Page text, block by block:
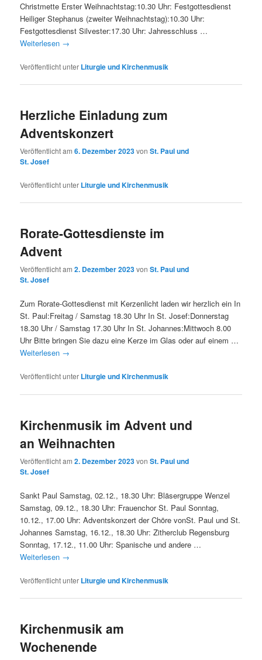
Christmette Erster Weihnachtstag:10.30 Uhr: Festgottesdienst
Heiliger Stephanus (zweiter Weihnachtstag):10.30 Uhr:
Festgottesdienst Silvester:17.30 Uhr: Jahresschluss …
Weiterlesen →
Veröffentlicht unter Liturgie und Kirchenmusik
Herzliche Einladung zum
Adventskonzert
Veröffentlicht am6. Dezember 2023vonSt. Paul und
St. Josef
Veröffentlicht unter Liturgie und Kirchenmusik
Rorate-Gottesdienste im
Advent
Veröffentlicht am2. Dezember 2023vonSt. Paul und
St. Josef
Zum Rorate-Gottesdienst mit Kerzenlicht laden wir herzlich ein In
St. Paul:Freitag / Samstag 18.30 Uhr In St. Josef:Donnerstag
18.30 Uhr / Samstag 17.30 Uhr In St. Johannes:Mittwoch 8.00
Uhr Bitte bringen Sie dazu eine Kerze im Glas oder auf einem …
Weiterlesen →
Veröffentlicht unter Liturgie und Kirchenmusik
Kirchenmusik im Advent und
an Weihnachten
Veröffentlicht am2. Dezember 2023vonSt. Paul und
St. Josef
Sankt Paul Samstag, 02.12., 18.30 Uhr: Bläsergruppe Wenzel
Samstag, 09.12., 18.30 Uhr: Frauenchor St. Paul Sonntag,
10.12., 17.00 Uhr: Adventskonzert der Chöre vonSt. Paul und St.
Johannes Samstag, 16.12., 18.30 Uhr: Zitherclub Regensburg
Sonntag, 17.12., 11.00 Uhr: Spanische und andere …
Weiterlesen →
Veröffentlicht unter Liturgie und Kirchenmusik
Kirchenmusik am
Wochenende